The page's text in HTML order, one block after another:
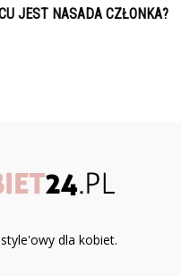
JEST NASADA CZŁONKA?
dla kobiet.